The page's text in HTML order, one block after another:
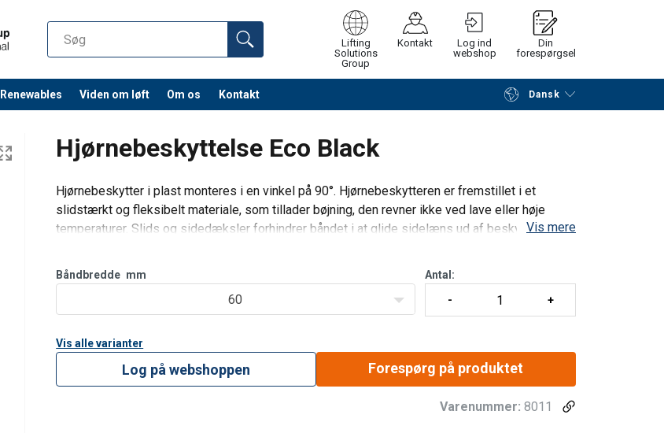
Lifting
Solutions
Group
Kontakt
Log ind
webshop
Din
forespørgsel
Renewables Viden om løft Om os Kontakt Dansk
Fortsæt Gå til checkout
Hjørnebeskyttelse Eco Black
Hjørnebeskytter i plast monteres i en vinkel på 90°. Hjørnebeskytteren er fremstillet i et
slidstærkt og fleksibelt materiale, som tillader bøjning, den revner ikke ved lave eller høje
temperaturer. Slids og sidedæksler forhindrer båndet i at glide sidelæns ud af beskyttelsen
Vis mere
Båndbredde mm
60
Antal:
Vis alle varianter
Log på webshoppen Forespørg på produktet
Varenummer: 8011